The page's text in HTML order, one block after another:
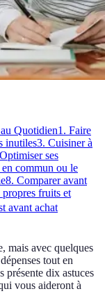
Quotidien1. Faire
inutiles3. Cuisiner à
ses
commun ou le
8. Comparer avant
fruits et
avant achat
mais avec quelques
tout en
présente dix astuces
vous aideront à